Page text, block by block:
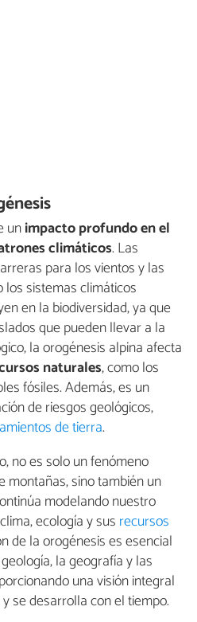
unimpacto profundo en el
climáticos. Las
para los vientos y las
sistemas climáticos
en la biodiversidad, ya que
que pueden llevar a la
la orogénesis alpina afecta
naturales, como los
fósiles. Además, es un
de riesgos geológicos,
de tierra.
no es solo un fenómeno
montañas, sino también un
modelando nuestro
ecología y sus recursos
de la orogénesis es esencial
la geografía y las
una visión integral
se desarrolla con el tiempo.